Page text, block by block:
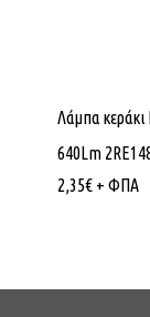
Λάμπα
640Lm
2,35€ + ΦΠΑ